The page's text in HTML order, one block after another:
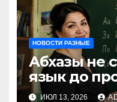
НОВОСТИ РАЗНЫЕ
Абхазы не
язык до
размеров
ИЮЛ 13, 2026